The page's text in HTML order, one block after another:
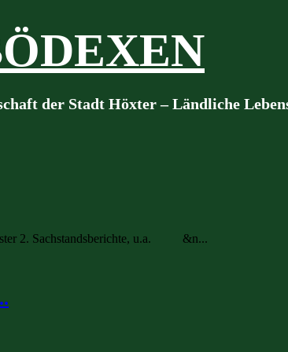
der Stadt Höxter – Ländliche
2. Sachstandsberichte, u.a. &n...